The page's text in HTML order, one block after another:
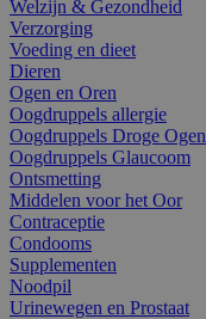
Welzijn & Gezondheid
Verzorging
Voeding en dieet
Dieren
Ogen en Oren
Oogdruppels allergie
Oogdruppels Droge Ogen
Oogdruppels Glaucoom
Ontsmetting
Middelen voor het Oor
Contraceptie
Condooms
Supplementen
Noodpil
Urinewegen en Prostaat